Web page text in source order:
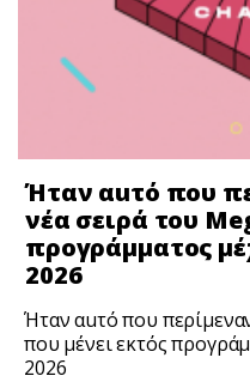
Ήταν αuτό που
νέα σειρά του
προγράμματος
2026
Ήταν αuτό που
που μένει εκτός
2026